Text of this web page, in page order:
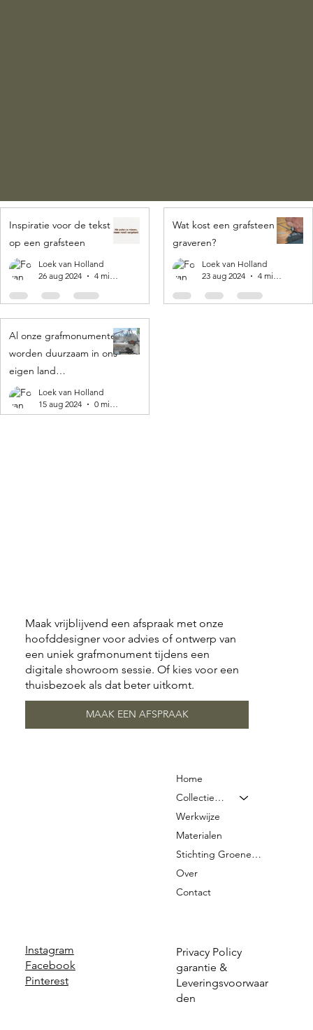
Inspiratie voor de tekst
op een grafsteen
Loek van Holland
26 aug 2024
4 minuten om te lezen
Wat kost een grafsteen
graveren?
Loek van Holland
23 aug 2024
4 minuten om te lezen
Al onze grafmonumenten
worden duurzaam in ons
eigen land
geproduceerd! 🌍
Loek van Holland
15 aug 2024
0 minuten om te lezen
Instagram
Facebook
Pinterest
Privacy Policy
garantie &
Leveringsvoorwaar
den
Home
Collectie & Prijzen
Werkwijze
Materialen
Stichting Groene Graven
Over
Contact
Maak vrijblijvend een afspraak met onze
hoofddesigner voor advies of ontwerp van
een uniek grafmonument tijdens een
digitale showroom sessie. Of kies voor een
thuisbezoek als dat beter uitkomt.
MAAK EEN AFSPRAAK